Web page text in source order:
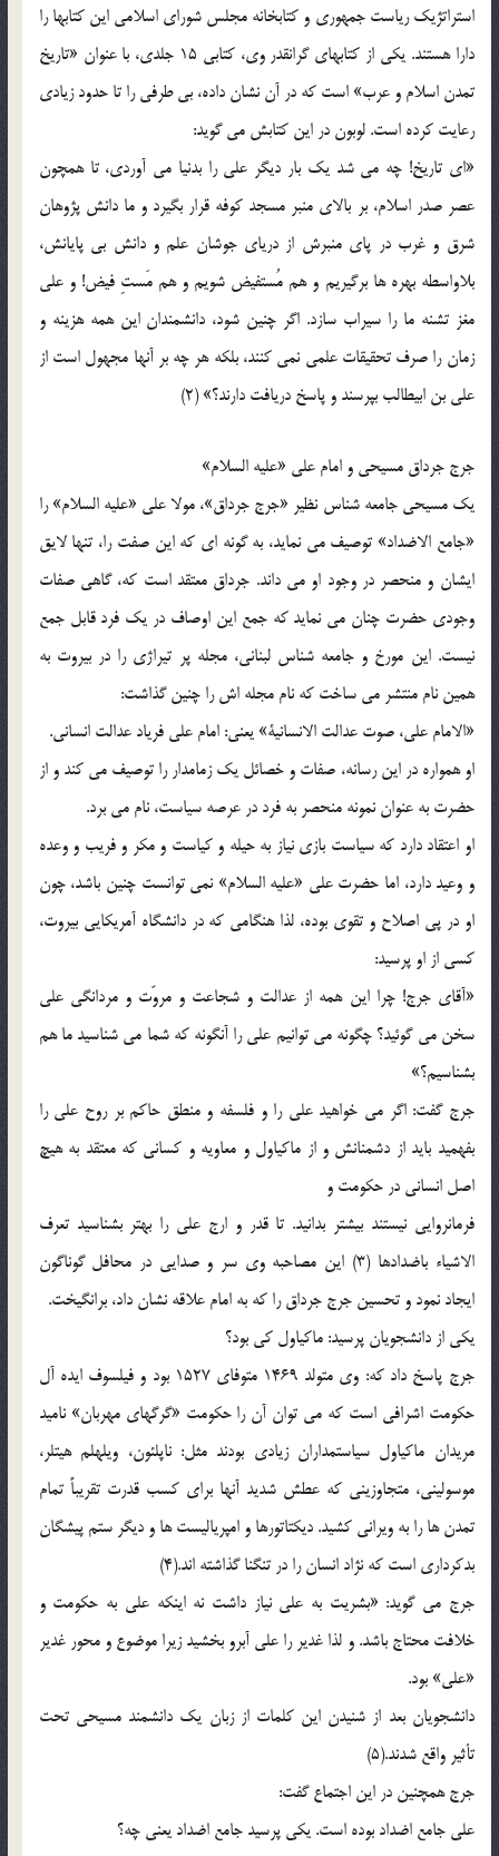
استراتژیک ریاست جمهوری و کتابخانه مجلس شورای اسلامی این کتابها را
دارا هستند. یکی از کتابهای گرانقدر وی، کتابی 15 جلدی، با عنوان «تاریخ
تمدن اسلام و عرب» است که در آن نشان داده، بی طرفی را تا حدود زیادی
رعایت کرده است. لوبون در این کتابش می گوید:
«ای تاریخ! چه می شد یک بار دیگر علی را بدنیا می آوردی، تا همچون
عصر صدر اسلام، بر بالای منبر مسجد کوفه قرار بگیرد و ما دانش پژوهان
شرق و غرب در پای منبرش از دریای جوشان علم و دانش بی پایانش،
بلاواسطه بهره ها برگیریم و هم مُستفیض شویم و هم مَستِ فیض! و علی
مغز تشنه ما را سیراب سازد. اگر چنین شود، دانشمندان این همه هزینه و
زمان را صرف تحقیقات علمی نمی کنند، بلکه هر چه بر آنها مجهول است از
علی بن ابیطالب بپرسند و پاسخ دریافت دارند؟» (2)
جرج جرداق مسیحی و امام علی «علیه السلام»
یک مسیحی جامعه شناس نظیر «جرج جرداق»، مولا علی «علیه السلام» را
«جامع الاضداد» توصیف می نماید، به گونه ای که این صفت را، تنها لایق
ایشان و منحصر در وجود او می داند. جرداق معتقد است که، گاهی صفات
وجودی حضرت چنان می نماید که جمع این اوصاف در یک فرد قابل جمع
نیست. این مورخ و جامعه شناس لبنانی، مجله پر تیراژی را در بیروت به
همین نام منتشر می ساخت که نام مجله اش را چنین گذاشت:
«الامام علی، صوت عدالت الانسانیة» یعنی: امام علی فریاد عدالت انسانی.
او همواره در این رسانه، صفات و خصائل یک زمامدار را توصیف می کند و از
حضرت به عنوان نمونه منحصر به فرد در عرصه سیاست، نام می برد.
او اعتقاد دارد که سیاست بازی نیاز به حیله و کیاست و مکر و فریب و وعده
و وعید دارد، اما حضرت علی «علیه السلام» نمی توانست چنین باشد، چون
او در پی اصلاح و تقوی بوده، لذا هنگامی که در دانشگاه آمریکایی بیروت،
کسی از او پرسید:
«آقای جرج! چرا این همه از عدالت و شجاعت و مروّت و مردانگی علی
سخن می گوئید؟ چگونه می توانیم علی را آنگونه که شما می شناسید ما هم
بشناسیم؟»
جرج گفت: اگر می خواهید علی را و فلسفه و منطق حاکم بر روح علی را
بفهمید باید از دشمنانش و از ماکیاول و معاویه و کسانی که معتقد به هیچ
اصل انسانی در حکومت و
فرمانروایی نیستند بیشتر بدانید. تا قدر و ارج علی را بهتر بشناسید تعرف
الاشیاء باضدادها (3) این مصاحبه وی سر و صدایی در محافل گوناگون
ایجاد نمود و تحسین جرج جرداق را که به امام علاقه نشان داد، برانگیخت.
یکی از دانشجویان پرسید: ماکیاول کی بود؟
جرج پاسخ داد که: وی متولد 1469 متوفای 1527 بود و فیلسوف ایده آل
حکومت اشرافی است که می توان آن را حکومت «گرگهای مهربان» نامید
مریدان ماکیاول سیاستمداران زیادی بودند مثل: ناپلئون، ویلهلم هیتلر،
موسولینی، متجاوزینی که عطش شدید آنها برای کسب قدرت تقریباً تمام
تمدن ها را به ویرانی کشید. دیکتاتورها و امپریالیست ها و دیگر ستم پیشگان
بدکرداری است که نژاد انسان را در تنگنا گذاشته اند.(4)
جرج می گوید: «بشریت به علی نیاز داشت نه اینکه علی به حکومت و
خلافت محتاج باشد. و لذا غدیر را علی آبرو بخشید زیرا موضوع و محور غدیر
«علی» بود.
دانشجویان بعد از شنیدن این کلمات از زبان یک دانشمند مسیحی تحت
تأثیر واقع شدند.(5)
جرج همچنین در این اجتماع گفت:
علی جامع اضداد بوده است. یکی پرسید جامع اضداد یعنی چه؟